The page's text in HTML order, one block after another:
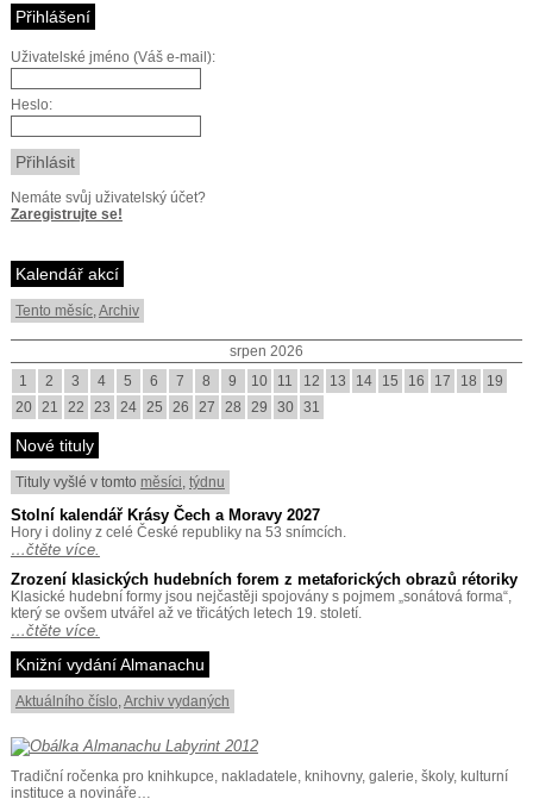
Přihlášení
Uživatelské jméno (Váš e-mail):
Heslo:
Nemáte svůj uživatelský účet?
Zaregistrujte se!
Kalendář akcí
Tento měsíc,Archiv
srpen 2026
1
2 3 4 5 6 7 8 9 10 11 12 13 14 15 16 17 18
19
20 21 22 23 24 25 26 27 28 29 30 31
Nové tituly
Tituly vyšlé v tomto měsíci, týdnu
Stolní kalendář Krásy Čech a Moravy 2027
Hory i doliny z celé České republiky na 53 snímcích.
…čtěte více.
Zrození klasických hudebních forem z metaforických obrazů rétoriky
Klasické hudební formy jsou nejčastěji spojovány s pojmem „sonátová forma“,
který se ovšem utvářel až ve třicátých letech 19. století.
…čtěte více.
Knižní vydání Almanachu
Aktuálního číslo,Archiv vydaných
Tradiční ročenka pro knihkupce, nakladatele, knihovny, galerie, školy, kulturní
instituce a novináře…